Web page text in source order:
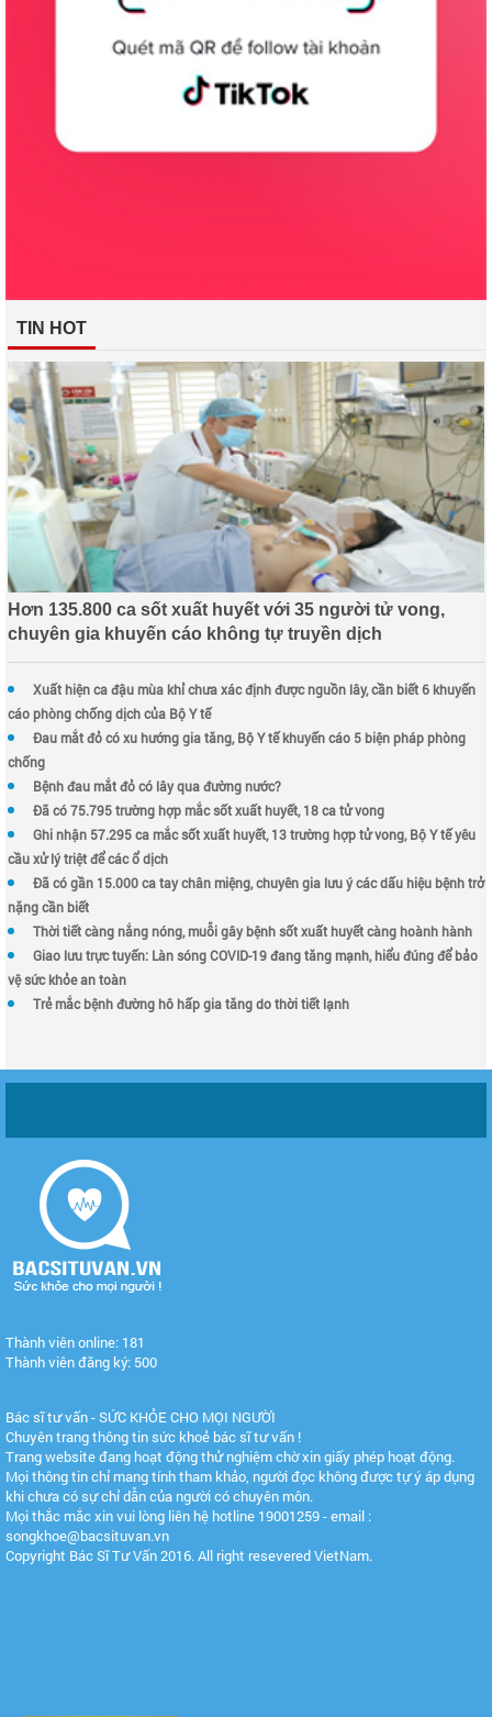
TIN HOT
Hơn 135.800 ca sốt xuất huyết với 35 người tử vong,
chuyên gia khuyến cáo không tự truyền dịch
Xuất hiện ca đậu mùa khỉ chưa xác định được nguồn lây, cần biết 6 khuyến
cáo phòng chống dịch của Bộ Y tế
Đau mắt đỏ có xu hướng gia tăng, Bộ Y tế khuyến cáo 5 biện pháp phòng
chống
Bệnh đau mắt đỏ có lây qua đường nước?
Đã có 75.795 trường hợp mắc sốt xuất huyết, 18 ca tử vong
Ghi nhận 57.295 ca mắc sốt xuất huyết, 13 trường hợp tử vong, Bộ Y tế yêu
cầu xử lý triệt để các ổ dịch
Đã có gần 15.000 ca tay chân miệng, chuyên gia lưu ý các dấu hiệu bệnh trở
nặng cần biết
Thời tiết càng nắng nóng, muỗi gây bệnh sốt xuất huyết càng hoành hành
Giao lưu trực tuyến: Làn sóng COVID-19 đang tăng mạnh, hiểu đúng để bảo
vệ sức khỏe an toàn
Trẻ mắc bệnh đường hô hấp gia tăng do thời tiết lạnh
Thành viên online: 181
Thành viên đăng ký: 500
Bác sĩ tư vấn - SỨC KHỎE CHO MỌI NGƯỜI
Chuyên trang thông tin sức khoẻ bác sĩ tư vấn !
Trang website đang hoạt động thử nghiệm chờ xin giấy phép hoạt động.
Mọi thông tin chỉ mang tính tham khảo, người đọc không được tự ý áp dụng
khi chưa có sự chỉ dẫn của người có chuyên môn.
Mọi thắc mắc xin vui lòng liên hệ hotline 19001259 - email :
songkhoe@bacsituvan.vn
Copyright Bác Sĩ Tư Vấn 2016. All right resevered VietNam.